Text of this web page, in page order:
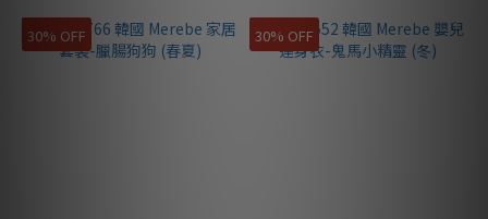
30% OFF 30% OFF